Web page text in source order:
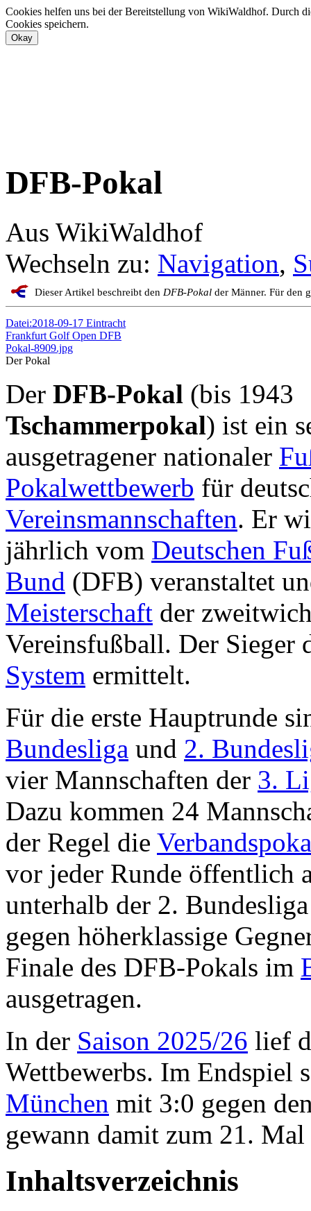
Cookies helfen uns bei der Bereitstellung von WikiWaldhof. Durch
Cookies speichern.
DFB-Pokal
Aus WikiWaldhof
Wechseln zu: Navigation,
Dieser Artikel beschreibt den DFB-Pokal der Männer. Für den
Datei:2018-09-17 Eintracht
Frankfurt Golf Open DFB
Pokal-8909.jpg
Der Pokal
Der DFB-Pokal (bis 1943
Tschammerpokal) ist ein
ausgetragener nationaler
Pokalwettbewerb für
Vereinsmannschaften. Er
jährlich vom Deutschen
Bund (DFB) veranstaltet
Meisterschaft der
Vereinsfußball. Der
System ermittelt.
Für die erste Hauptrunde
Bundesliga und 2.
vier Mannschaften der 3.
Dazu kommen 24
der Regel die
vor jeder Runde öffentlich
unterhalb der 2.
gegen höherklassige
Finale des DFB-Pokals im
ausgetragen.
In der Saison 2025/26 lief
Wettbewerbs. Im Endspiel
München mit 3:0 gegen
gewann damit zum 21.
Inhaltsverzeichnis